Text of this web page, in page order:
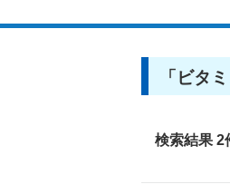
「 ビタ
検索結果 2